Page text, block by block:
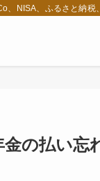
、NISA、ふるさと納税
金の払い